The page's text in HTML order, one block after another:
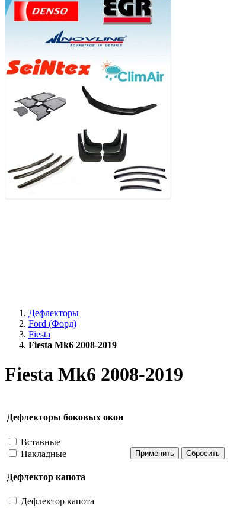
Дефлекторы
Ford (Форд)
Fiesta
Fiesta Mk6 2008-2019
Fiesta Mk6 2008-2019
Дефлекторы боковых окон
Вставные
Накладные
Дефлектор капота
Дефлектор капота